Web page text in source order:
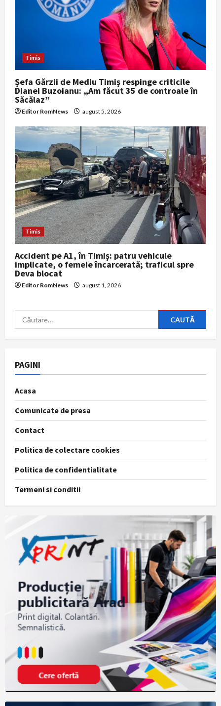
Timis
Șefa Gărzii de Mediu Timiș respinge criticile
Dianei Buzoianu: „Am făcut 35 de controale în
Săcălaz”
Editor RomNews august 5, 2026
Timis
Accident pe A1, în Timiș: patru vehicule
implicate, o femeie încarcerată; traficul spre
Deva blocat
Editor RomNews august 1, 2026
Caută
după:
PAGINI
Acasa
Comunicate de presa
Contact
Politica de colectare cookies
Politica de confidentialitate
Termeni si conditii